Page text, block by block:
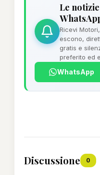
Le
Ricevi
escono,
gratis e
preferito ed
WhatsApp
Discussione 0